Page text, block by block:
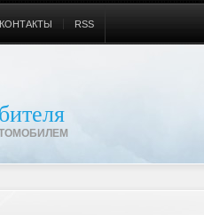
КОНТАКТЫ RSS